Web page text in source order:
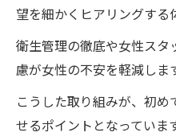
望を細かくヒアリングする
衛生管理の徹底や女性ス
慮が女性の不安を軽減しま
こうした取り組みが、初
せるポイントとなっていま